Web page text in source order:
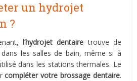
un hydrojet
?
l’hydrojet dentaire trouve de
les salles de bain, même si à
dans les stations thermales. Le
compléter votre brossage dentaire.